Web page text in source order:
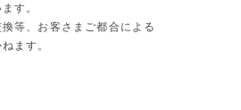
す。
等、お客さまご都合による
ます。